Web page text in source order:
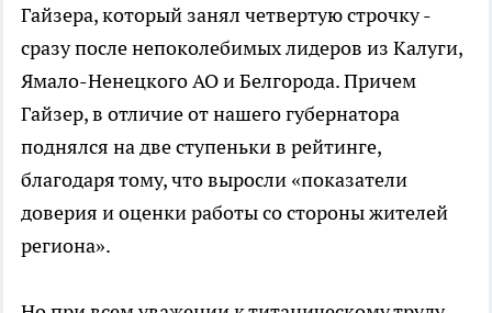
Гайзера, который занял четвертую строчку -
сразу после непоколебимых лидеров из Калуги,
Ямало-Ненецкого АО и Белгорода. Причем
Гайзер, в отличие от нашего губернатора
поднялся на две ступеньки в рейтинге,
благодаря тому, что выросли «показатели
доверия и оценки работы со стороны жителей
региона».